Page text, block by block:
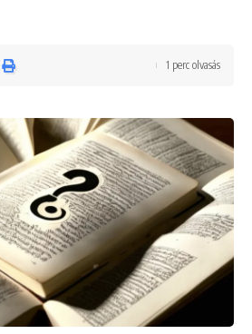
1 perc olvasás